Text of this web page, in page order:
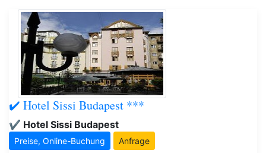
✔️ Hotel Sissi Budapest ***
✔️ Hotel Sissi Budapest
Preise, Online-Buchung Anfrage